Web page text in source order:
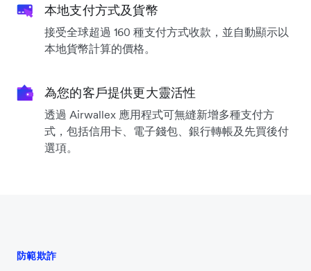
本地支付方式及貨幣
接受全球超過 160 種支付方式收款，並自動顯示以
本地貨幣計算的價格。
為您的客戶提供更大靈活性
透過 Airwallex 應用程式可無縫新增多種支付方
式，包括信用卡、電子錢包、銀行轉帳及先買後付
選項。
防範欺詐